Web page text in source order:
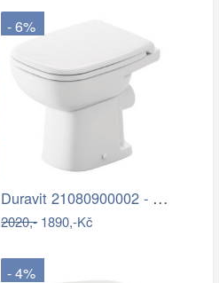
- 6%
Duravit 21080900002 - Stojící WC D-CODE…
2020,-1890,-Kč
- 4%